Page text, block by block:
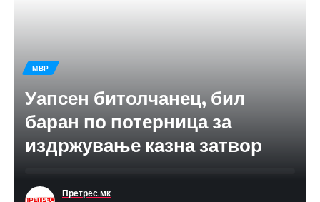
МВР
Уапсен битолчанец, бил
баран по потерница за
издржување казна затвор
Претрес.мк